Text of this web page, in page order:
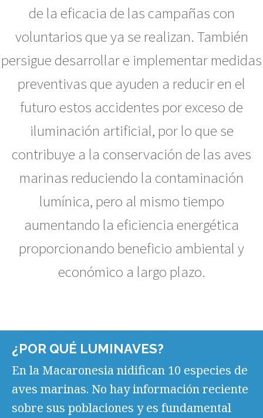
de la eficacia de las campañas con
voluntarios que ya se realizan. También
persigue desarrollar e implementar medidas
preventivas que ayuden a reducir en el
futuro estos accidentes por exceso de
iluminación artificial, por lo que se
contribuye a la conservación de las aves
marinas reduciendo la contaminación
lumínica, pero al mismo tiempo
aumentando la eficiencia energética
proporcionando beneficio ambiental y
económico a largo plazo.
¿POR QUÉ LUMINAVES?
En la Macaronesia nidifican 10 especies de
aves marinas. No hay información reciente
sobre sus poblaciones y es fundamental